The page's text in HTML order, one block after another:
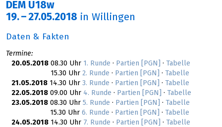
DEM U18w
19. – 27.05.2018 in Willingen
Daten & Fakten
Termine:
20.05.201808.30 Uhr 1. Runde · Partien [PGN] ·
Tabelle
15.30 Uhr 2. Runde · Partien [PGN] ·
Tabelle
21.05.201814.30 Uhr 3. Runde · Partien [PGN] ·
Tabelle
22.05.201809.00 Uhr 4. Runde · Partien [PGN] ·
Tabelle
23.05.201808.30 Uhr 5. Runde · Partien [PGN] ·
Tabelle
15.30 Uhr 6. Runde · Partien [PGN] ·
Tabelle
24.05.201814.30 Uhr 7. Runde · Partien [PGN] ·
Tabelle